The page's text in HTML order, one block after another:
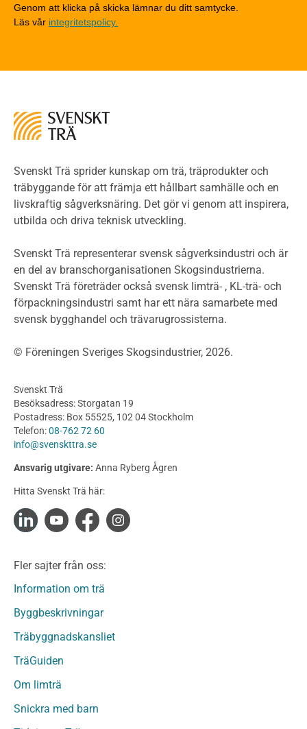
Tekniska byten med sprinkler
Riskvärdering i flervåningsbostadshus
Miljöeffekter
LCA
Miljödeklarationer och märkning
Termer och förkortningar
Planering
Klimatkalkylator hallar
Projektering av trähus - generellt
Byggsystem
Fasadsystem i skivmaterial
Bullerskärmar och andra utomhuskonstruktioner
Byggnation och utförande
Utförande
Produkter
Konstruktionsvirke
Konstruktionsvirke Behandlat
Konstruktionsvirke Fingerskarvat
Konstruktionsvirke Fingerskarvat Obehandlat
Limträ
Fanerträ
Fanerträ Obehandlat
Träpanel och Utvändig beklädnad Behandlat
Träpanel och utvändig beklädnad Obehandlat
Trägolv
Trägolv Obehandlat
Sågat virke
Genom att klicka på skicka lämnar du ditt samtycke.
Läs vår integritetspolicy.
Svenskt Trä sprider kunskap om trä, träprodukter och
träbyggande för att främja ett hållbart samhälle och en
livskraftig sågverksnäring. Det gör vi genom att inspirera,
utbilda och driva teknisk utveckling.
Svenskt Trä representerar svensk sågverksindustri och är
en del av branschorganisationen Skogsindustrierna.
Svenskt Trä företräder också svensk limträ- , KL-trä- och
förpackningsindustri samt har ett nära samarbete med
svensk bygghandel och trävarugrossisterna.
© Föreningen Sveriges Skogsindustrier, 2026.
Svenskt Trä
Besöksadress: Storgatan 19
Postadress: Box 55525, 102 04 Stockholm
Telefon:08-762 72 60
info@svenskttra.se
Ansvarig utgivare: Anna Ryberg Ågren
Hitta Svenskt Trä här:
Fler sajter från oss:
Information om trä
Byggbeskrivningar
Träbyggnadskansliet
TräGuiden
Om limträ
Snickra med barn